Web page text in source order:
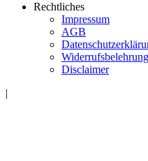
Rechtliches
Impressum
AGB
Widerrufsbelehrung
Disclaimer
|